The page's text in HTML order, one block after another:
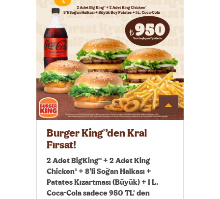
Detayı
Göster
Burger King®’den Kral
Fırsat!
2 Adet BigKing® + 2 Adet King
Chicken® + 8’li Soğan Halkası +
Patates Kızartması (Büyük) + 1 L.
Coca-Cola sadece 950 TL' den